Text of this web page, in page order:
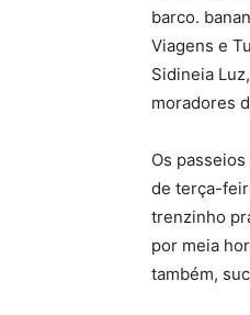
barco.
Viagens e
Sidineia
moradores
Os
de terça-
trenzinho
por meia
também,